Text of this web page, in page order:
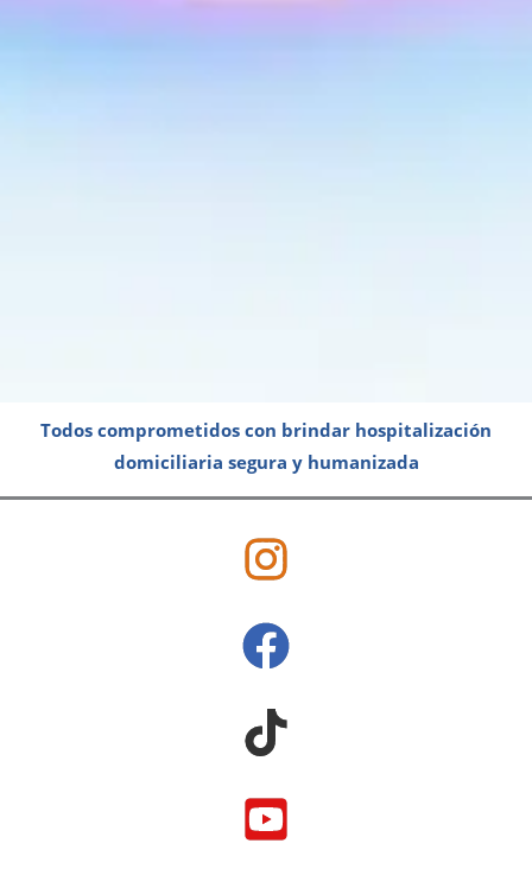
Todos comprometidos con brindar hospitalización
domiciliaria segura y humanizada